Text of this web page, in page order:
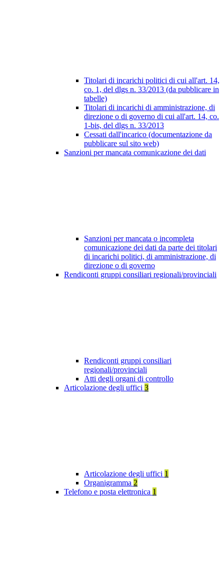
Titolari di incarichi politici di cui all'art. 14,
co. 1, del dlgs n. 33/2013 (da pubblicare in
tabelle)
Titolari di incarichi di amministrazione, di
direzione o di governo di cui all'art. 14, co.
1-bis, del dlgs n. 33/2013
Cessati dall'incarico (documentazione da
pubblicare sul sito web)
Sanzioni per mancata comunicazione dei dati
Sanzioni per mancata o incompleta
comunicazione dei dati da parte dei titolari
di incarichi politici, di amministrazione, di
direzione o di governo
Rendiconti gruppi consiliari regionali/provinciali
Rendiconti gruppi consiliari
regionali/provinciali
Atti degli organi di controllo
Articolazione degli uffici 3
Articolazione degli uffici 1
Organigramma 2
Telefono e posta elettronica 1